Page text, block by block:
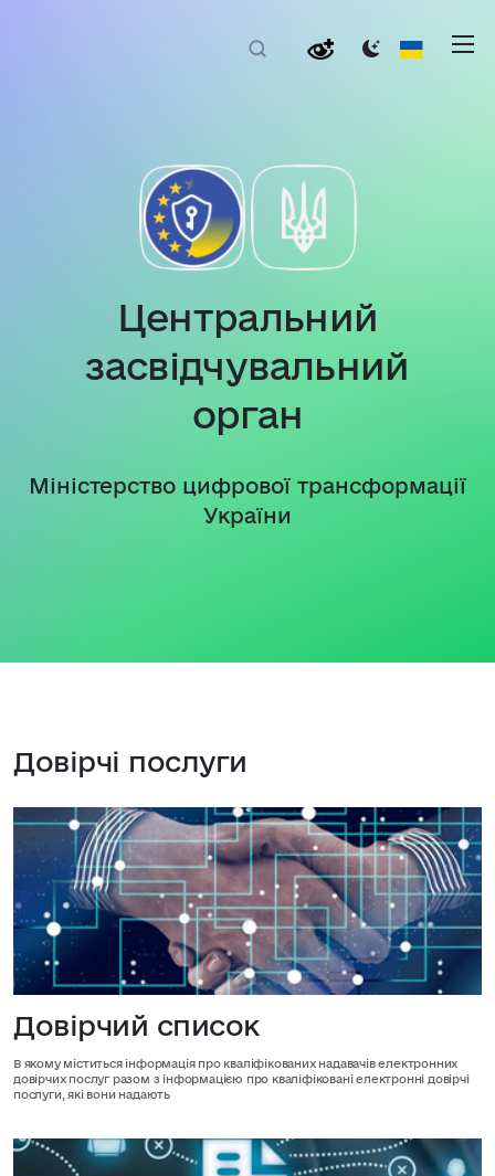
Центральний
засвідчувальний
орган
Міністерство цифрової трансформації
України
Довірчі послуги
Довірчий список
В якому міститься інформація про кваліфікованих надавачів електронних
довірчих послуг разом з інформацією про кваліфіковані електронні довірчі
послуги, які вони надають